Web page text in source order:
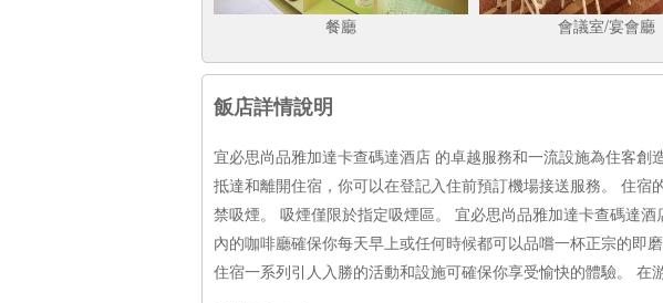
餐廳 會議室/宴會廳
飯店詳情說明
宜必思尚品雅加達卡查碼達酒店 的卓越服務和一流設施為住客
抵達和離開住宿，你可以在登記入住前預訂機場接送服務。 住
禁吸煙。 吸煙僅限於指定吸煙區。 宜必思尚品雅加達卡查碼達
內的咖啡廳確保你每天早上或任何時候都可以品嚐一杯正宗的即
住宿一系列引人入勝的活動和設施可確保你享受愉快的體驗。 在